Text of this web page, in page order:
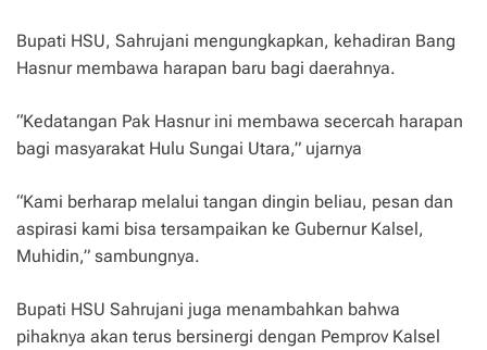
Bupati HSU, Sahrujani mengungkapkan, kehadiran Bang
Hasnur membawa harapan baru bagi daerahnya.
“Kedatangan Pak Hasnur ini membawa secercah harapan
bagi masyarakat Hulu Sungai Utara,” ujarnya
“Kami berharap melalui tangan dingin beliau, pesan dan
aspirasi kami bisa tersampaikan ke Gubernur Kalsel,
Muhidin,” sambungnya.
Bupati HSU Sahrujani juga menambahkan bahwa
pihaknya akan terus bersinergi dengan Pemprov Kalsel